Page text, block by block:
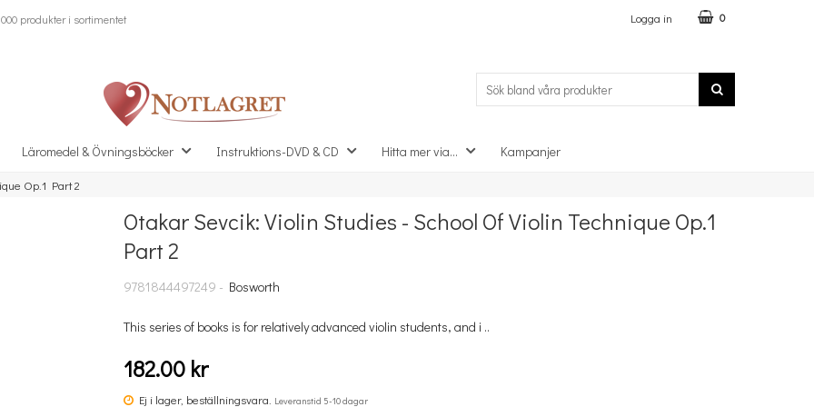
produkter i sortimentet Logga in 0
Läromedel & Övningsböcker Instruktions-DVD & CD Hitta mer via... Kampanjer
Op.1 Part 2
Missa inte detta...
Otakar Sevcik: Violin Studies - School Of Violin Technique Op.1
Part 2
9781844497249 - Bosworth
This series of books is for relatively advanced violin students, and i ..
182.00 kr
Ej i lager, beställningsvara. Leveranstid 5-10 dagar